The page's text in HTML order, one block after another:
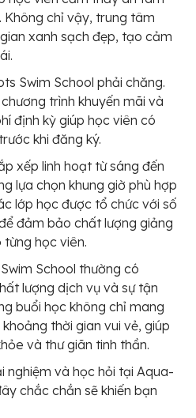
Không chỉ vậy, trung tâm
xanh sạch đẹp, tạo cảm
Swim School phải chăng.
trình khuyến mãi và
định kỳ giúp học viên có
khi đăng ký.
xếp linh hoạt từ sáng đến
lựa chọn khung giờ phù hợp
lớp học được tổ chức với số
đảm bảo chất lượng giảng
học viên.
School thường có
lượng dịch vụ và sự tận
buổi học không chỉ mang
thời gian vui vẻ, giúp
và thư giãn tinh thần.
nghiệm và học hỏi tại Aqua-
chắc chắn sẽ khiến bạn